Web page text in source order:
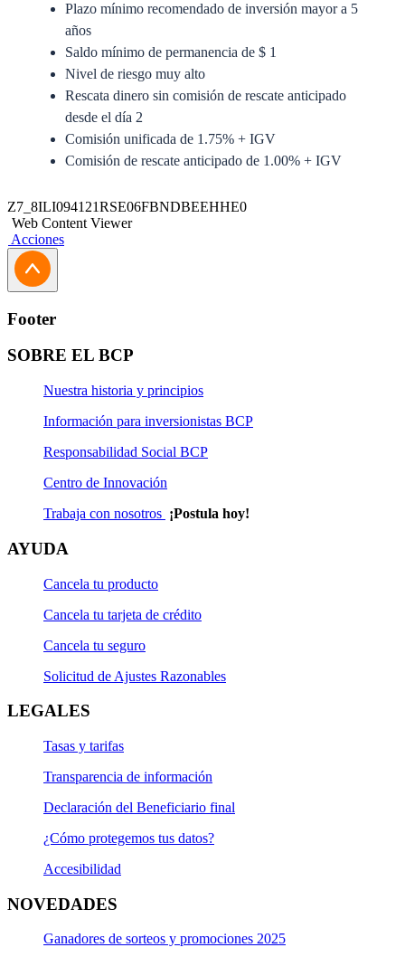
Plazo mínimo recomendado de inversión mayor a 5
años
Saldo mínimo de permanencia de $ 1
Nivel de riesgo muy alto
Rescata dinero sin comisión de rescate anticipado
desde el día 2
Comisión unificada de 1.75% + IGV
Comisión de rescate anticipado de 1.00% + IGV
Prospecto Simplificado
Solicitud de Traspaso
Solicitud de Rescate Programado
Solicitud de Suscripción
Solicitud de Suscripción Programada
Solicitud de Transferencia
Z7_8ILI094121RSE06FBNDBEEHHE0
Web Content Viewer
Acciones
Footer
SOBRE EL BCP
Nuestra historia y principios
Información para inversionistas BCP
Responsabilidad Social BCP
Centro de Innovación
Trabaja con nosotros ¡Postula hoy!
AYUDA
Cancela tu producto
Cancela tu tarjeta de crédito
Cancela tu seguro
Solicitud de Ajustes Razonables
LEGALES
Tasas y tarifas
Transparencia de información
Declaración del Beneficiario final
¿Cómo protegemos tus datos?
Accesibilidad
NOVEDADES
Ganadores de sorteos y promociones 2025